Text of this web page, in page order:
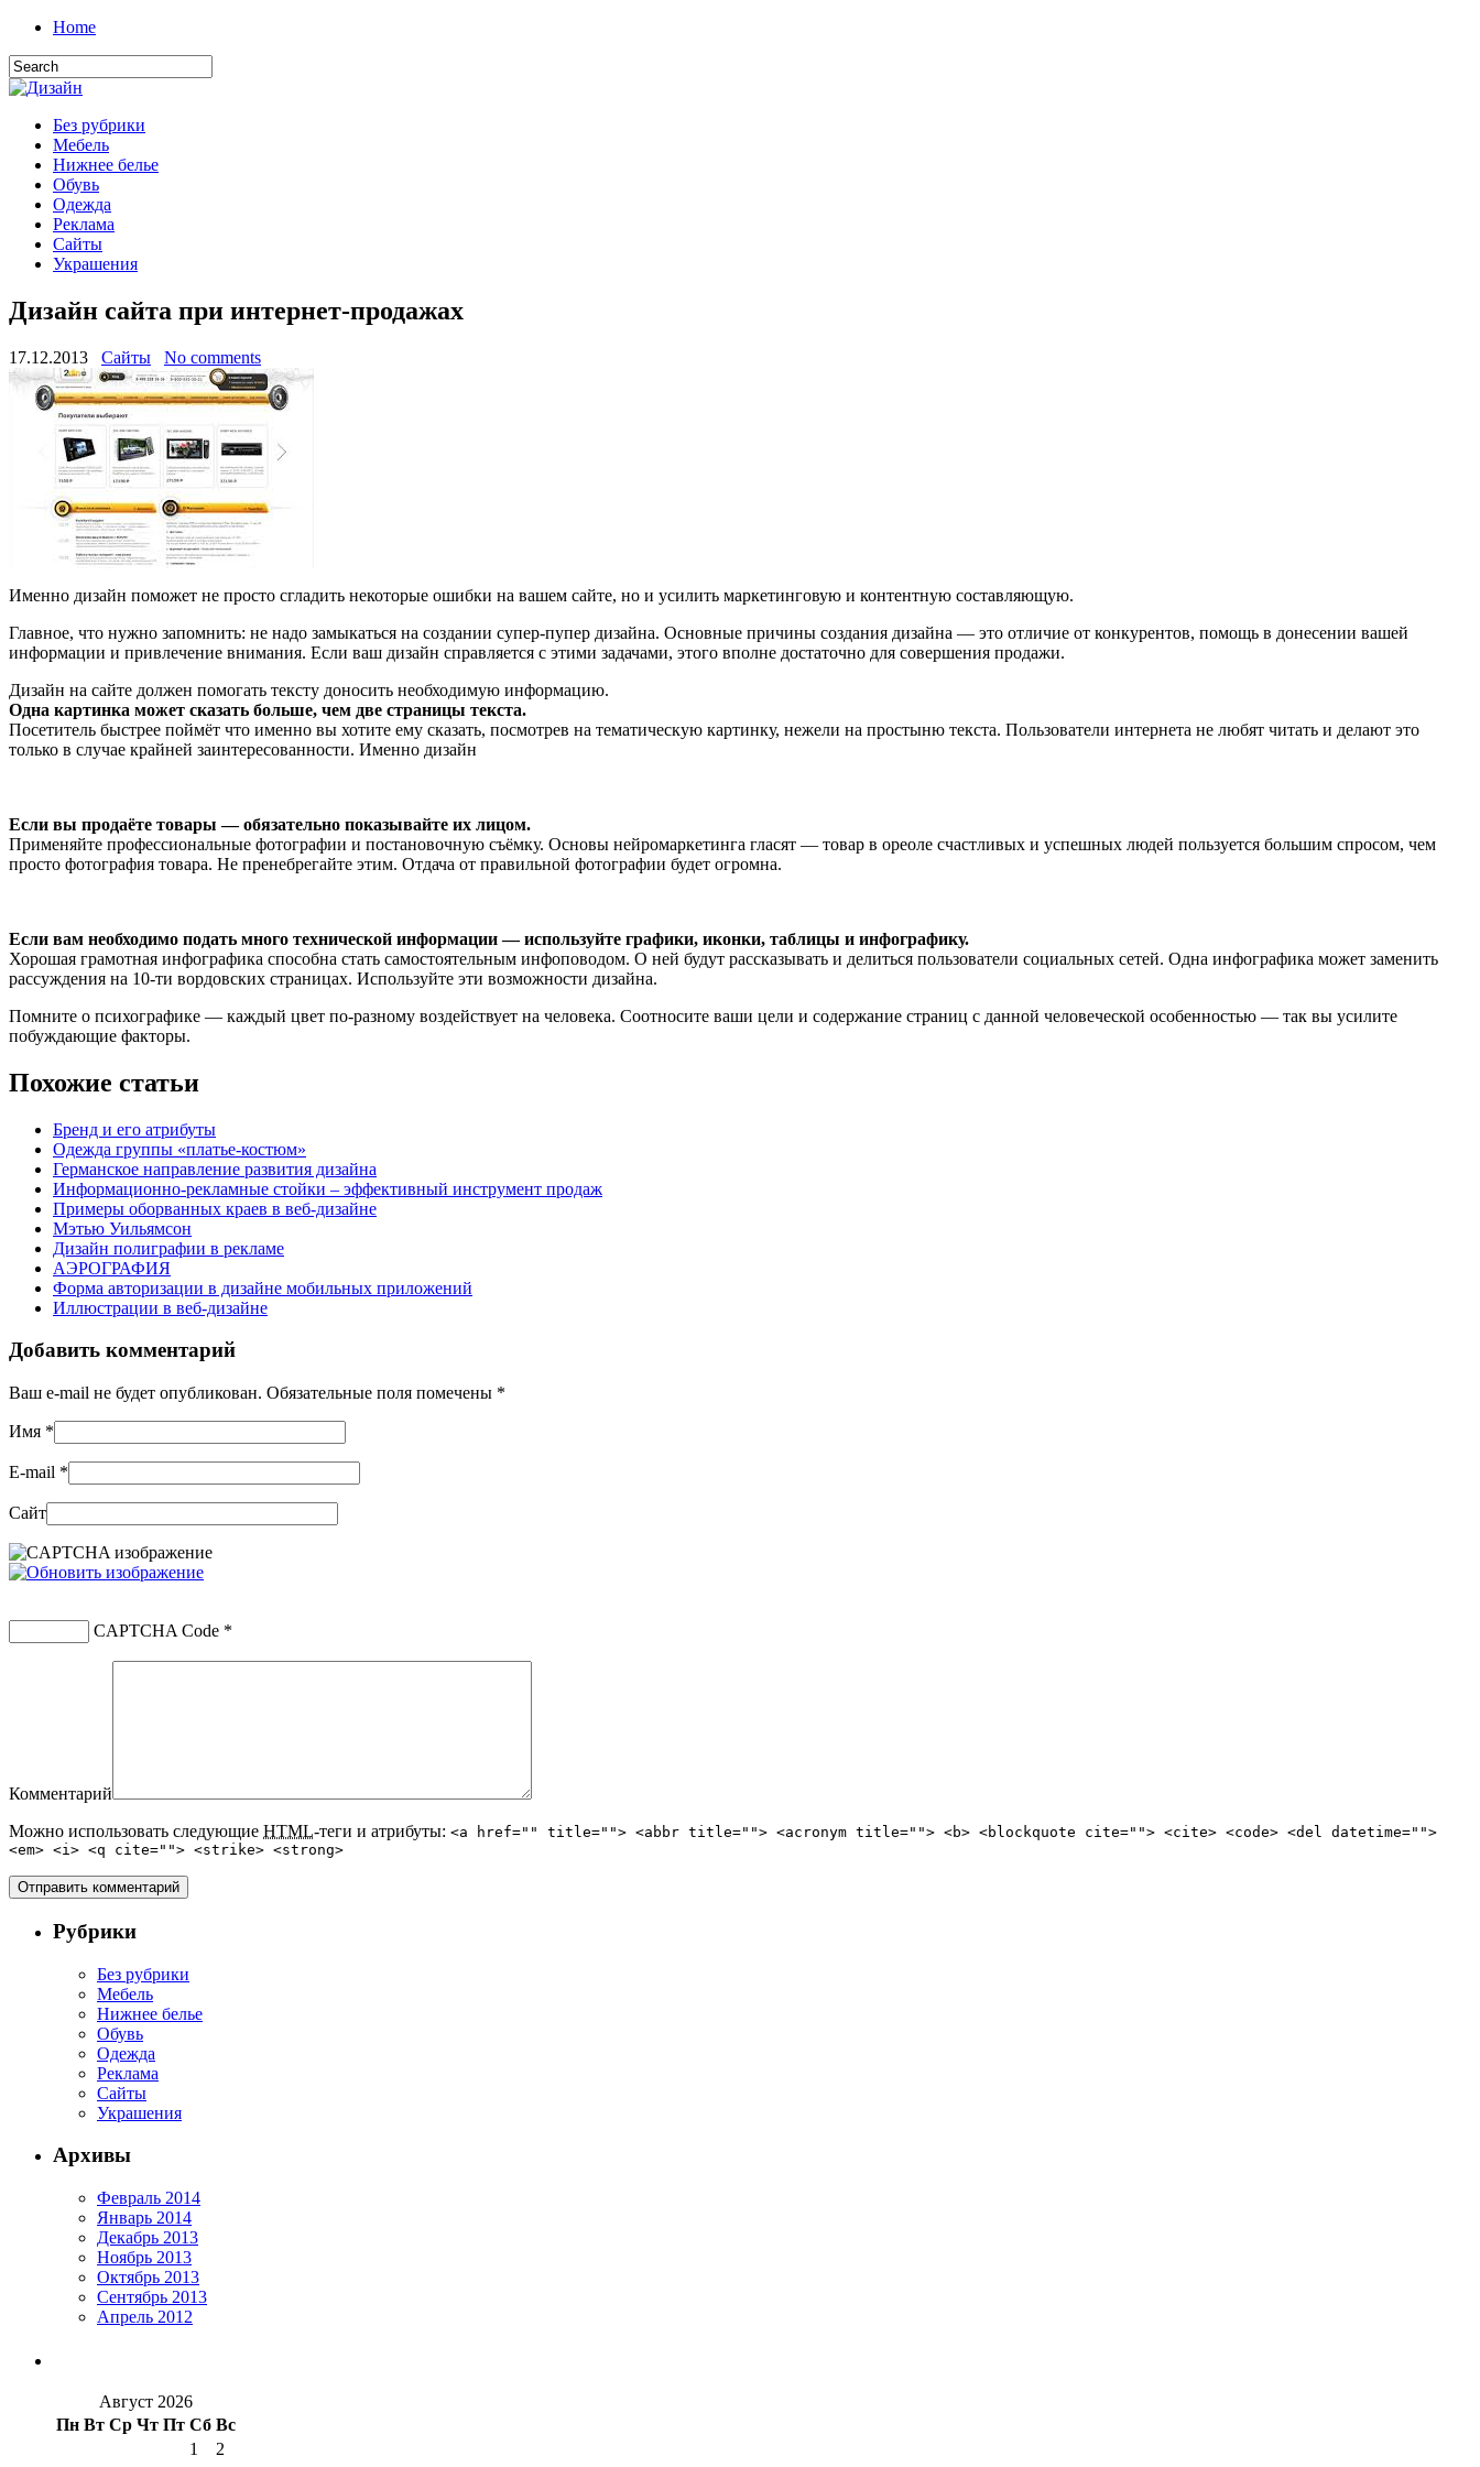
Home
Без рубрики
Мебель
Нижнее белье
Обувь
Одежда
Реклама
Сайты
Украшения
Дизайн сайта при интернет-продажах
17.12.2013 Сайты No comments
Именно дизайн поможет не просто сгладить некоторые ошибки на вашем сайте, но и усилить маркетинговую и контентную составляющую.
Главное, что нужно запомнить: не надо замыкаться на создании супер-пупер дизайна. Основные причины создания дизайна — это отличие от конкурентов, помощь в донесении вашей
информации и привлечение внимания. Если ваш дизайн справляется с этими задачами, этого вполне достаточно для совершения продажи.
Дизайн на сайте должен помогать тексту доносить необходимую информацию.
Одна картинка может сказать больше, чем две страницы текста.
Посетитель быстрее поймёт что именно вы хотите ему сказать, посмотрев на тематическую картинку, нежели на простыню текста. Пользователи интернета не любят читать и делают это
только в случае крайней заинтересованности. Именно дизайн
Если вы продаёте товары — обязательно показывайте их лицом.
Применяйте профессиональные фотографии и постановочную съёмку. Основы нейромаркетинга гласят — товар в ореоле счастливых и успешных людей пользуется большим спросом, чем
просто фотография товара. Не пренебрегайте этим. Отдача от правильной фотографии будет огромна.
Если вам необходимо подать много технической информации — используйте графики, иконки, таблицы и инфографику.
Хорошая грамотная инфографика способна стать самостоятельным инфоповодом. О ней будут рассказывать и делиться пользователи социальных сетей. Одна инфографика может заменить
рассуждения на 10-ти вордовских страницах. Используйте эти возможности дизайна.
Помните о психографике — каждый цвет по-разному воздействует на человека. Соотносите ваши цели и содержание страниц с данной человеческой особенностью — так вы усилите
побуждающие факторы.
Похожие статьи
Бренд и его атрибуты
Одежда группы «платье-костюм»
Германское направление развития дизайна
Информационно-рекламные стойки – эффективный инструмент продаж
Примеры оборванных краев в веб-дизайне
Мэтью Уильямсон
Дизайн полиграфии в рекламе
АЭРОГРАФИЯ
Форма авторизации в дизайне мобильных приложений
Иллюстрации в веб-дизайне
Добавить комментарий
Ваш e-mail не будет опубликован. Обязательные поля помечены *
Имя *
E-mail *
Сайт
CAPTCHA Code *
Комментарий
Можно использовать следующие HTML-теги и атрибуты: <a href="" title=""> <abbr title=""> <acronym title=""> <b> <blockquote cite=""> <cite> <code> <del datetime="">
<em> <i> <q cite=""> <strike> <strong>
Рубрики
Без рубрики
Мебель
Нижнее белье
Обувь
Одежда
Реклама
Сайты
Украшения
Архивы
Февраль 2014
Январь 2014
Декабрь 2013
Ноябрь 2013
Октябрь 2013
Сентябрь 2013
Апрель 2012
Август 2026
Пн Вт Ср Чт Пт Сб Вс
1
2